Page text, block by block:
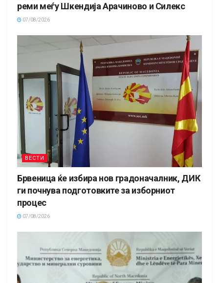
реми меѓу Шкендија Арачиново и Силекс
07/08/2026
ВЕСТИ
Брвеница ќе избира нов градоначалник, ДИК
ги почнува подготовките за изборниот
процес
07/08/2026